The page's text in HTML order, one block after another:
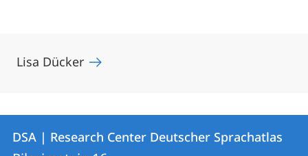
Lisa Dücker
Contact
Contact
details
DSA | Research Center Deutscher Sprachatlas